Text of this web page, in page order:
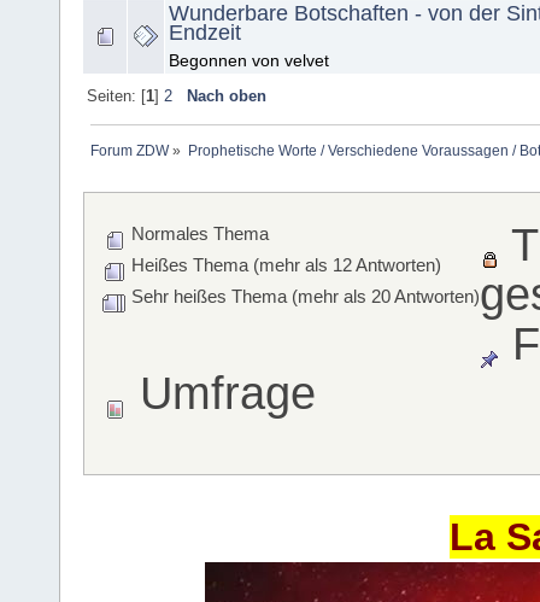
Wunderbare Botschaften - von der
Endzeit
Begonnen von velvet
Seiten: [1] 2 Nach oben
Forum ZDW» Prophetische Worte / Verschiedene Voraussagen /
Normales Thema
Heißes Thema (mehr als 12 Antworten)
Sehr heißes Thema (mehr als 20 Antworten)
Umfrage
La